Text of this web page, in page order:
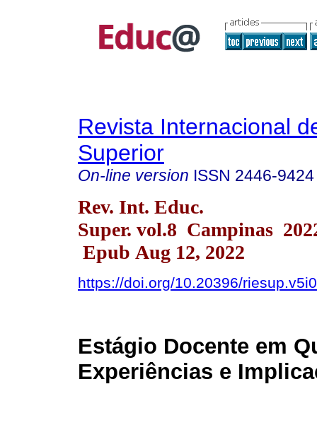
Revista Internacional
Superior
On-line version ISSN 2446-9424
Rev. Int. Educ.
Super. vol.8 Campinas
Epub Aug 12, 2022
https://doi.org/10.20396/
Estágio Docente em
Experiências e